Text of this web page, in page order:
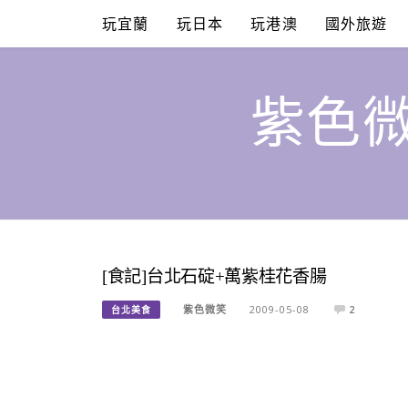
content
玩宜蘭 玩日本 玩港澳 國外旅遊
紫色
[食記]台北石碇+萬紫桂花香腸
台北美食 紫色微笑 2009-05-08 2